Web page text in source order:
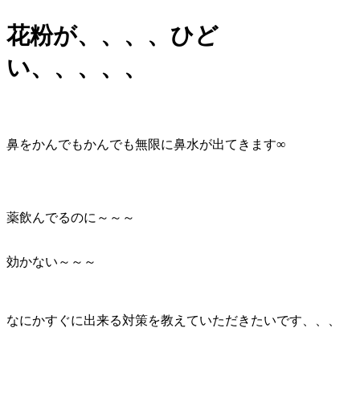
花粉が、、、、ひど
い、、、、、
鼻をかんでもかんでも無限に鼻水が出てきます∞
薬飲んでるのに～～～
効かない～～～
なにかすぐに出来る対策を教えていただきたいです、、、